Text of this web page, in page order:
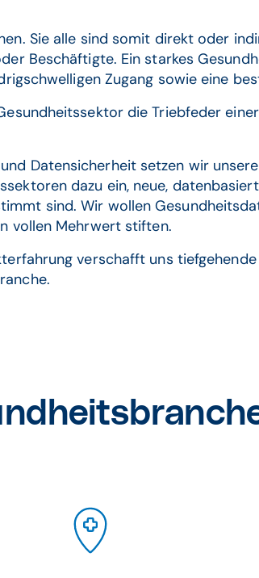
Sie alle sind somit direkt oder
Beschäftigte. Ein starkes
Zugang sowie eine
die Triebfeder
Datensicherheit setzen wir
dazu ein, neue,
sind. Wir wollen
vollen Mehrwert stiften.​
verschafft uns